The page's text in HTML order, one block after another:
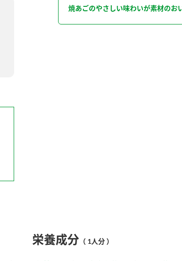
焼あごのやさしい味わいが素材のお
栄養成分 （ 1人分 ）